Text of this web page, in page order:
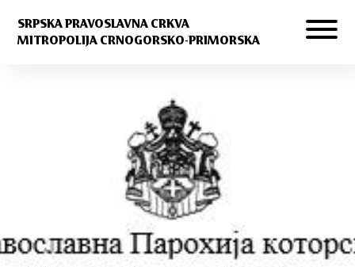
SRPSKA PRAVOSLAVNA CRKVA
MITROPOLIJA CRNOGORSKO-PRIMORSKA